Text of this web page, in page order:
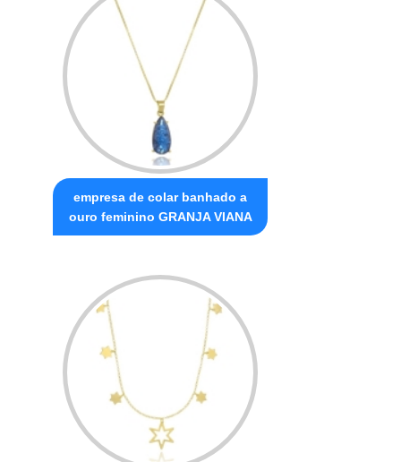
empresa de colar banhado a
ouro feminino GRANJA VIANA